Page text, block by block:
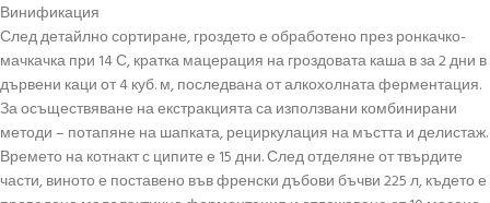
Винификация
След детайлно сортиране, гроздето е обработено през ронкачко-
мачкачка при 14 С, кратка мацерация на гроздовата каша в за 2 дни в
дървени каци от 4 куб. м, последвана от алкохолната ферментация.
За осъществяване на екстракцията са използвани комбинирани
методи – потапяне на шапката, рециркулация на мъстта и делистаж.
Времето на котнакт с ципите е 15 дни. След отделяне от твърдите
части, виното е поставено във френски дъбови бъчви 225 л, където е